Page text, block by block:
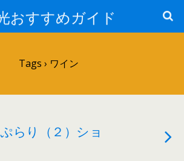
おすすめガイド
Tags › ワイン
らり（２）ショ